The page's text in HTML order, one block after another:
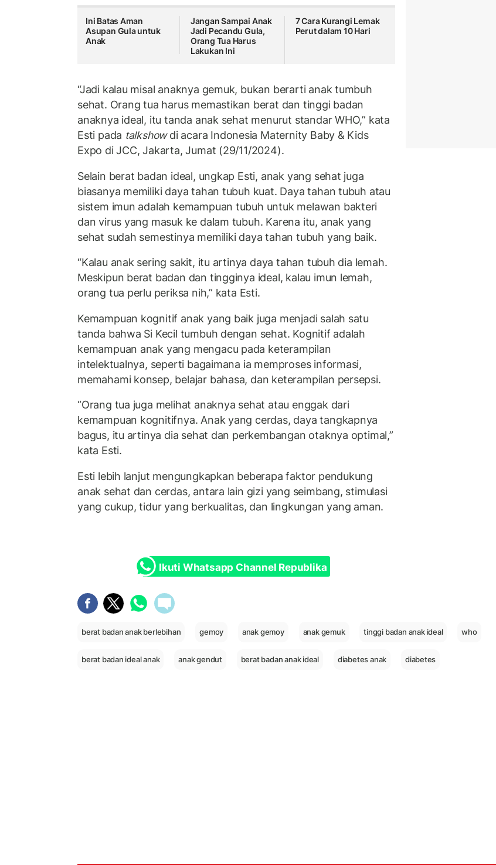
Ini Batas Aman
Asupan Gula untuk
Anak
Jangan Sampai Anak
Jadi Pecandu Gula,
Orang Tua Harus
Lakukan Ini
7 Cara Kurangi Lemak
Perut dalam 10 Hari
“Jadi kalau misal anaknya gemuk, bukan berarti anak tumbuh
sehat. Orang tua harus memastikan berat dan tinggi badan
anaknya ideal, itu tanda anak sehat menurut standar WHO,” kata
Esti pada talkshowdi acara Indonesia Maternity Baby & Kids
Expo di JCC, Jakarta, Jumat (29/11/2024).
Selain berat badan ideal, ungkap Esti, anak yang sehat juga
biasanya memiliki daya tahan tubuh kuat. Daya tahan tubuh atau
sistem imun adalah kemampuan tubuh untuk melawan bakteri
dan virus yang masuk ke dalam tubuh. Karena itu, anak yang
sehat sudah semestinya memiliki daya tahan tubuh yang baik.
“Kalau anak sering sakit, itu artinya daya tahan tubuh dia lemah.
Meskipun berat badan dan tingginya ideal, kalau imun lemah,
orang tua perlu periksa nih,” kata Esti.
Kemampuan kognitif anak yang baik juga menjadi salah satu
tanda bahwa Si Kecil tumbuh dengan sehat. Kognitif adalah
kemampuan anak yang mengacu pada keterampilan
intelektualnya, seperti bagaimana ia memproses informasi,
memahami konsep, belajar bahasa, dan keterampilan persepsi.
“Orang tua juga melihat anaknya sehat atau enggak dari
kemampuan kognitifnya. Anak yang cerdas, daya tangkapnya
bagus, itu artinya dia sehat dan perkembangan otaknya optimal,”
kata Esti.
Esti lebih lanjut mengungkapkan beberapa faktor pendukung
anak sehat dan cerdas, antara lain gizi yang seimbang, stimulasi
yang cukup, tidur yang berkualitas, dan lingkungan yang aman.
Ikuti Whatsapp Channel Republika
berat badan anak berlebihan gemoy anak gemoy anak gemuk tinggi badan anak ideal who
berat badan ideal anak anak gendut berat badan anak ideal diabetes anak diabetes